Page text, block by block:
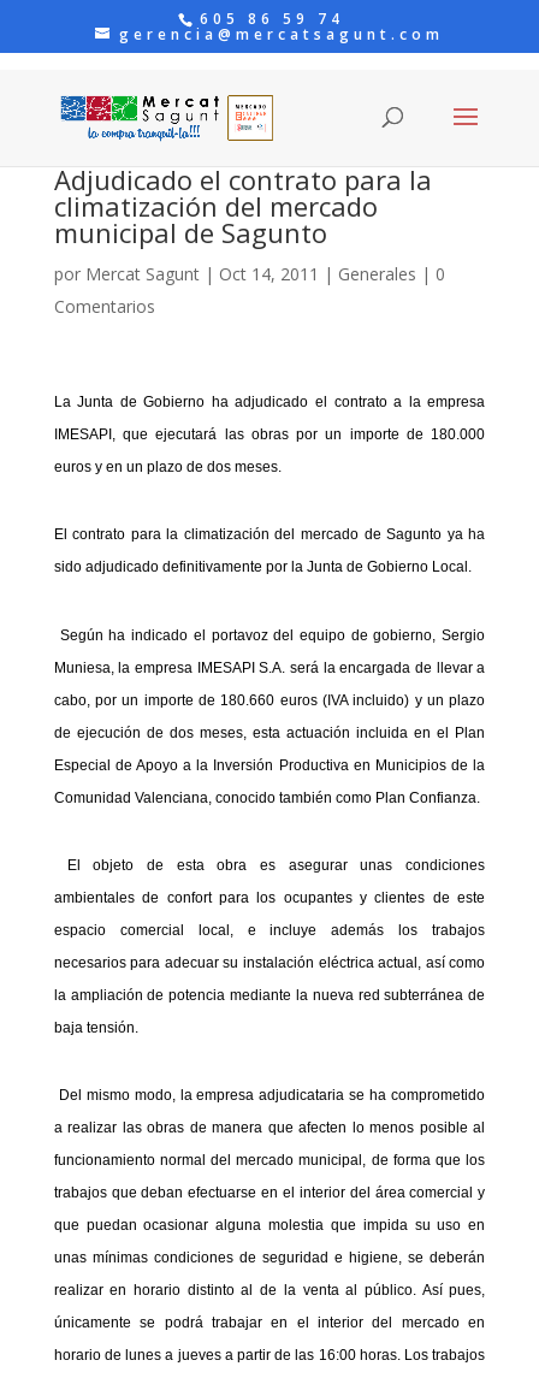
605 86 59 74
gerencia@mercatsagunt.com
Adjudicado el contrato para la
climatización del mercado
municipal de Sagunto
por Mercat Sagunt| Oct 14, 2011 | Generales | 0
Comentarios
La Junta de Gobierno ha adjudicado el contrato a la empresa
IMESAPI, que ejecutará las obras por un importe de 180.000
euros y en un plazo de dos meses.
El contrato para la climatización del mercado de Sagunto ya ha
sido adjudicado definitivamente por la Junta de Gobierno Local.
Según ha indicado el portavoz del equipo de gobierno, Sergio
Muniesa, la empresa IMESAPI S.A. será la encargada de llevar a
cabo, por un importe de 180.660 euros (IVA incluido) y un plazo
de ejecución de dos meses, esta actuación incluida en el Plan
Especial de Apoyo a la Inversión Productiva en Municipios de la
Comunidad Valenciana, conocido también como Plan Confianza.
El objeto de esta obra es asegurar unas condiciones
ambientales de confort para los ocupantes y clientes de este
espacio comercial local, e incluye además los trabajos
necesarios para adecuar su instalación eléctrica actual, así como
la ampliación de potencia mediante la nueva red subterránea de
baja tensión.
Del mismo modo, la empresa adjudicataria se ha comprometido
a realizar las obras de manera que afecten lo menos posible al
funcionamiento normal del mercado municipal, de forma que los
trabajos que deban efectuarse en el interior del área comercial y
que puedan ocasionar alguna molestia que impida su uso en
unas mínimas condiciones de seguridad e higiene, se deberán
realizar en horario distinto al de la venta al público. Así pues,
únicamente se podrá trabajar en el interior del mercado en
horario de lunes a jueves a partir de las 16:00 horas. Los trabajos